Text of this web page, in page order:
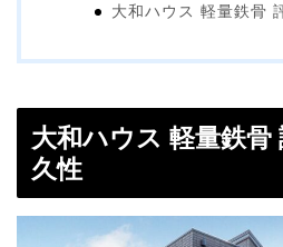
大和ハウス 軽量鉄骨
大和ハウス 軽量鉄骨
久性